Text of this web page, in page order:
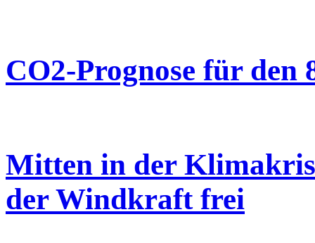
CO2-Prognose für den
Mitten in der
der Windkraft frei